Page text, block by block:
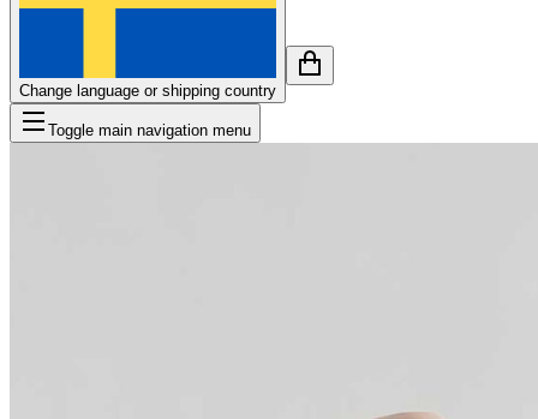
Change language or shipping country
Toggle main navigation menu